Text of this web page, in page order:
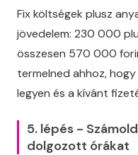
Fix költségek plusz
jövedelem: 230 000
összesen 570 000
termelned ahhoz,
legyen és a kívánt
5. lépés -
dolgozott órákat